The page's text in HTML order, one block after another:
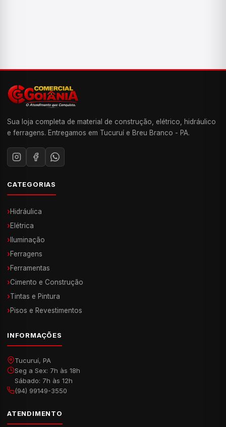
Sua loja completa de material de construção, elétrico, hidráulico
e ferragens. Entregamos em Tucuruí e Breu Branco - PA.
CATEGORIAS
›Hidráulica
›Elétrica
› Iluminação
›Ferragens
›Ferramentas
›Cimento e Construção
›Tintas e Pintura
›Pisos e Revestimentos
INFORMAÇÕES
Tucuruí, PA
Seg a Sex: 7h às 18h
Sábado: 7h às 12h
(94) 99149-3550
ATENDIMENTO